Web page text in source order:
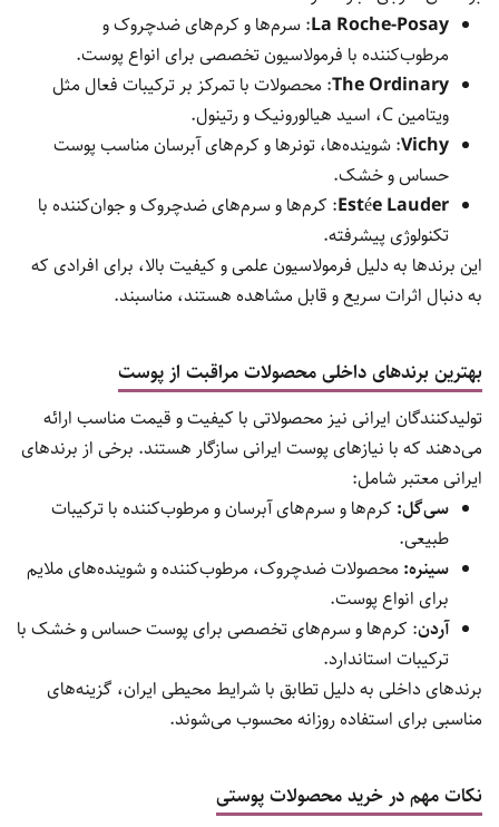
La Roche-Posay: سرم‌ها و کرم‌های ضدچروک و
مرطوب‌کننده با فرمولاسیون تخصصی برای انواع پوست.
The Ordinary: محصولات با تمرکز بر ترکیبات فعال مثل
ویتامین C، اسید هیالورونیک و رتینول.
Vichy: شوینده‌ها، تونرها و کرم‌های آبرسان مناسب پوست
حساس و خشک.
Estée Lauder: کرم‌ها و سرم‌های ضدچروک و جوان‌کننده با
تکنولوژی پیشرفته.
این برندها به دلیل فرمولاسیون علمی و کیفیت بالا، برای افرادی که
به دنبال اثرات سریع و قابل مشاهده هستند، مناسبند.
بهترین برندهای داخلی محصولات مراقبت از پوست
تولیدکنندگان ایرانی نیز محصولاتی با کیفیت و قیمت مناسب ارائه
می‌دهند که با نیازهای پوست ایرانی سازگار هستند. برخی از برندهای
ایرانی معتبر شامل:
سی‌گل: کرم‌ها و سرم‌های آبرسان و مرطوب‌کننده با ترکیبات
طبیعی.
سینره: محصولات ضدچروک، مرطوب‌کننده و شوینده‌های ملایم
برای انواع پوست.
آردن: کرم‌ها و سرم‌های تخصصی برای پوست حساس و خشک با
ترکیبات استاندارد.
برندهای داخلی به دلیل تطابق با شرایط محیطی ایران، گزینه‌های
مناسبی برای استفاده روزانه محسوب می‌شوند.
نکات مهم در خرید محصولات پوستی